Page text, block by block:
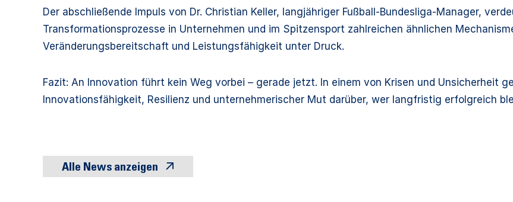
Der abschließende Impuls von Dr. Christian Keller, langjähriger Fußball-Bundesliga-Manager,
Transformationsprozesse in Unternehmen und im Spitzensport zahlreichen ähnlichen
Veränderungsbereitschaft und Leistungsfähigkeit unter Druck.
Fazit: An Innovation führt kein Weg vorbei – gerade jetzt. In einem von Krisen und Unsicherheit
Innovationsfähigkeit, Resilienz und unternehmerischer Mut darüber, wer langfristig erfolgreich
Alle News anzeigen